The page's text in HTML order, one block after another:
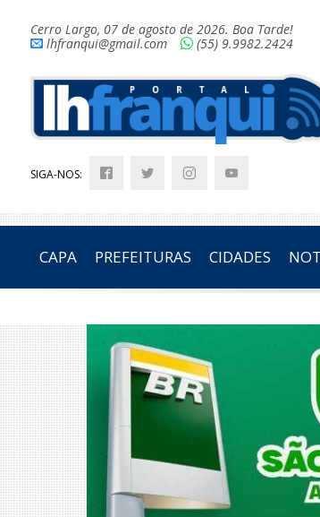
Cerro Largo, 07 de agosto de 2026. Boa Tarde!
lhfranqui@gmail.com
(55) 9.9982.2424
SIGA-NOS:
CAPA PREFEITURAS CIDADES